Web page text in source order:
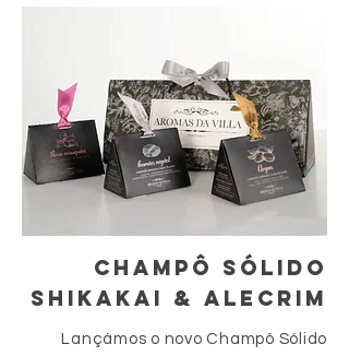
CHAMpÔ SÓLIDO
SHIKAKAI & ALECRIM
Lançámos o novo Champô Sólido